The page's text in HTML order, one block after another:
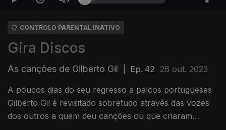
CONTROLO PARENTAL INATIVO
Gira Discos
As canções de Gilberto Gil Ep. 42 26 out. 2023
A poucos dias do seu regresso a palcos portugueses
Gilberto Gil é revisitado sobretudo através das vozes
dos outros a quem deu canções ou que criaram